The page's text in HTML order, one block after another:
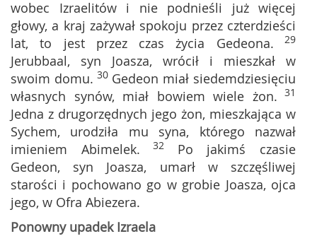
wobec Izraelitów i nie podnieśli już więcej
głowy, a kraj zażywał spokoju przez czterdzieści
lat, to jest przez czas życia Gedeona. 29
Jerubbaal, syn Joasza, wrócił i mieszkał w
swoim domu. 30 Gedeon miał siedemdziesięciu
własnych synów, miał bowiem wiele żon. 31
Jedna z drugorzędnych jego żon, mieszkająca w
Sychem, urodziła mu syna, którego nazwał
imieniem Abimelek. 32 Po jakimś czasie
Gedeon, syn Joasza, umarł w szczęśliwej
starości i pochowano go w grobie Joasza, ojca
jego, w Ofra Abiezera.
Ponowny upadek Izraela